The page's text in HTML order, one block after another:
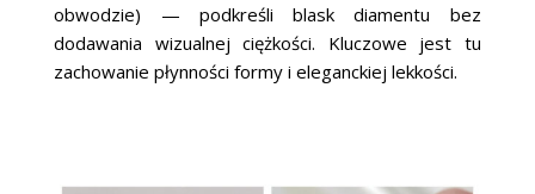
obwodzie) — podkreśli blask diamentu bez
dodawania wizualnej ciężkości. Kluczowe jest tu
zachowanie płynności formy i eleganckiej lekkości.